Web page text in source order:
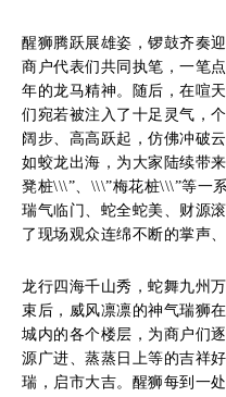
醒狮腾跃展雄姿，锣鼓齐奏
商户代表们共同执笔，一笔
年的龙马精神。随后，在喧
们宛若被注入了十足灵气，
阔步、高高跃起，仿佛冲破
如蛟龙出海，为大家陆续带
凳桩\\\”、\\\”梅花桩\\\”等一
瑞气临门、蛇全蛇美、财源
了现场观众连绵不断的掌声
龙行四海千山秀，蛇舞九州
束后，威风凛凛的神气瑞狮
城内的各个楼层，为商户们
源广进、蒸蒸日上等的吉祥
瑞，启市大吉。醒狮每到一